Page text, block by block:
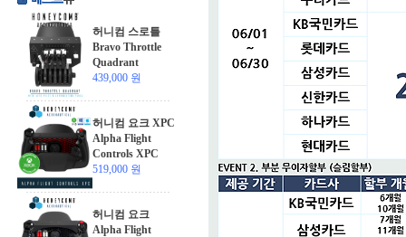
허니컴 스로틀
Bravo Throttle
Quadrant
439,000 원
허니컴 요크 XPC
Alpha Flight
Controls XPC
519,000 원
허니컴 요크
Alpha Flight